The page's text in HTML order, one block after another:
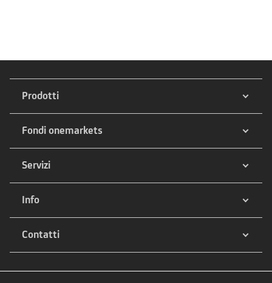
Prodotti
Fondi onemarkets
Servizi
Info
Contatti